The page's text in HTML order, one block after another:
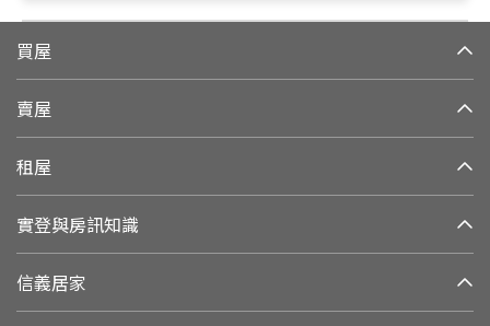
買屋
賣屋
租屋
實登與房訊知識
信義居家